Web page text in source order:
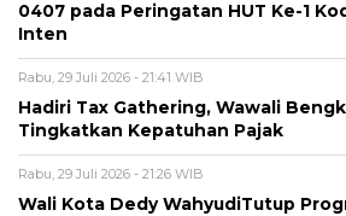
0407 pada Peringatan HUT Ke-1
Inten
Rabu, 29 Juli 2026 - 21:41 WIB
Hadiri Tax Gathering, Wawali
Tingkatkan Kepatuhan Pajak
Rabu, 29 Juli 2026 - 21:26 WIB
Wali Kota Dedy WahyudiTutup